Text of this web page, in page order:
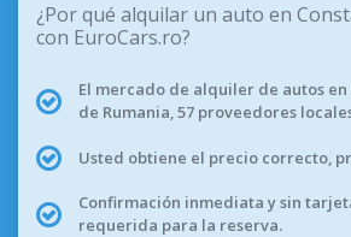
¿Por qué alquilar un auto en
con EuroCars.ro?
El mercado de alquiler de autos
de Rumania, 57 proveedores
Usted obtiene el precio correcto,
Confirmación inmediata y sin
requerida para la reserva.